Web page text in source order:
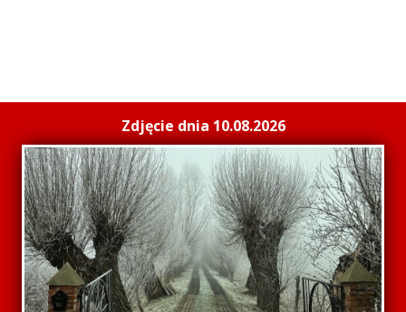
Zdjęcie dnia 10.08.2026